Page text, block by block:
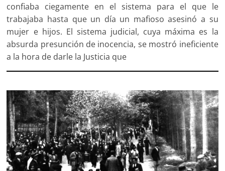
confiaba ciegamente en el sistema para el que le
trabajaba hasta que un día un mafioso asesinó a su
mujer e hijos. El sistema judicial, cuya máxima es la
absurda presunción de inocencia, se mostró ineficiente
a la hora de darle la Justicia que